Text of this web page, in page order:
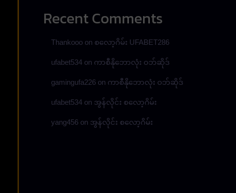
Recent Comments
Thankooo on စလော့ဂိမ်း UFABET286
ufabet534 on ကာစီနိုဘောလုံး ဝဘ်ဆိုဒ်
gamingufa226 on ကာစီနိုဘောလုံး ဝဘ်ဆိုဒ်
ufabet534 on အွန်လိုင်း စလော့ဂိမ်း
yang456 on အွန်လိုင်း စလော့ဂိမ်း